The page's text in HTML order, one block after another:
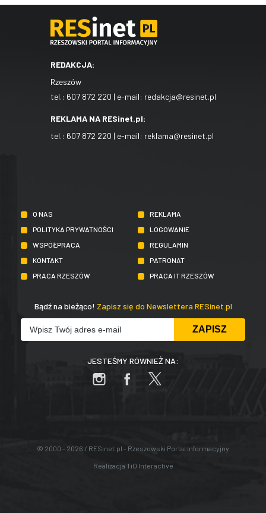
REDAKCJA:
Rzeszów
tel.: 607 872 220 | e-mail: redakcja@resinet.pl
REKLAMA NA RESinet.pl:
tel.: 607 872 220 | e-mail: reklama@resinet.pl
O NAS
REKLAMA
POLITYKA PRYWATNOŚCI
LOGOWANIE
WSPÓŁPRACA
REGULAMIN
KONTAKT
PATRONAT
PRACA RZESZÓW
PRACA IT RZESZÓW
Bądź na bieżąco! Zapisz się do Newslettera RESinet.pl
JESTEŚMY RÓWNIEŻ NA:
© 2000 - 2026 / RESinet.pl - Rzeszowski Portal Informacyjny
Realizacja TiO Interactive